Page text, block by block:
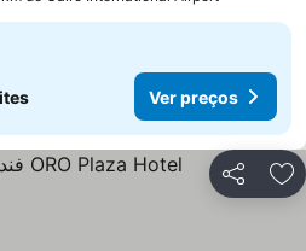
Ver preços
Partilhar